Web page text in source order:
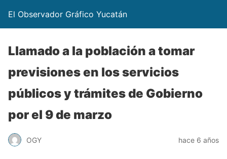
El Observador Gráfico Yucatán
Llamado a la población a tomar
previsiones en los servicios
públicos y trámites de Gobierno
por el 9 de marzo
OGY hace 6 años